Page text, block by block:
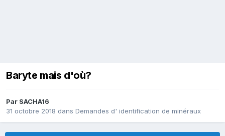
Baryte mais d'où?
Par SACHA16
31 octobre 2018 dans Demandes d' identification de minéraux